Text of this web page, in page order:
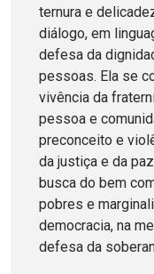
ternura e
diálogo, em
defesa da
pessoas. Ela se
vivência da
pessoa e
preconceito e
da justiça e da
busca do bem
pobres e
democracia, na
defesa da